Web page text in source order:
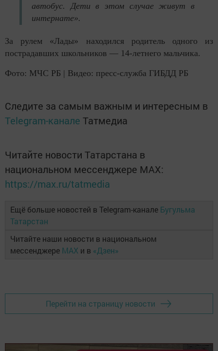
автобус. Дети в этом случае живут в
интернате».
За рулем «Лады» находился родитель одного из
пострадавших школьников — 14-летнего мальчика.
Фото: МЧС РБ | Видео: пресс-служба ГИБДД РБ
Следите за самым важным и интересным в
Telegram-канале Татмедиа
Читайте новости Татарстана в
национальном мессенджере MАХ:
https://max.ru/tatmedia
Ещё больше новостей в Telegram-канале Бугульма
Татарстан
Читайте наши новости в национальном
мессенджере MAX и в «Дзен»
Перейти на страницу новости